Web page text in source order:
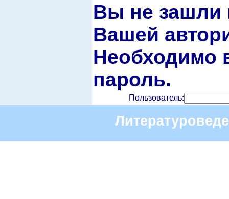
Вы не зашли
Вашей
Необходимо
пароль.
Пользователь: